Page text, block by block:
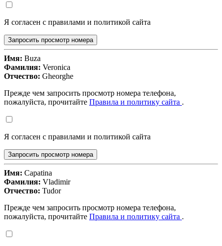
Я согласен с правилами и политикой сайта
Запросить просмотр номера
Имя: Buza
Фамилия: Veronica
Отчество: Gheorghe
Прежде чем запросить просмотр номера телефона,
пожалуйста, прочитайте Правила и политику сайта .
Я согласен с правилами и политикой сайта
Запросить просмотр номера
Имя: Capatina
Фамилия: Vladimir
Отчество: Tudor
Прежде чем запросить просмотр номера телефона,
пожалуйста, прочитайте Правила и политику сайта .